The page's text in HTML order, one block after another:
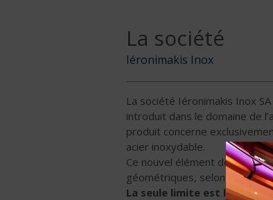
La société
Iéronimakis Inox
La société Iéronimakis Inox
introduit dans le domaine de
produit concerne
acier inoxydable.
Ce nouvel élément de
géométriques, selon le projet
La seule limite est